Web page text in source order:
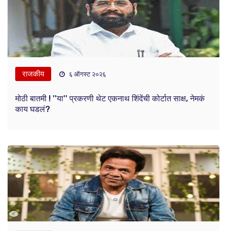
राजकीय ६ ऑगस्ट २०२६
मोठी बातमी ! ''या'' प्रकरणी थेट एकनाथ शिंदेंची कोर्टात साक्ष, नेमकं
काय घडलं?